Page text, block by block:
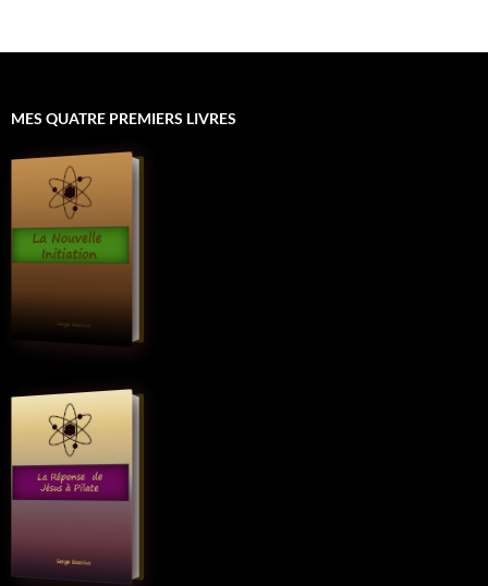
MES QUATRE PREMIERS LIVRES